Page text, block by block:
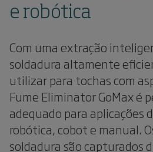
e robótica
Com uma extração
soldadura altamente
utilizar para tochas com
Fume Eliminator GoMax é
adequado para aplicações
robótica, cobot e manual.
soldadura são capturados